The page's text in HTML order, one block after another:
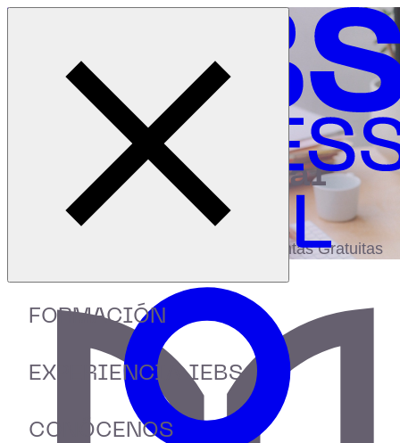
FORMACIÓN
EXPERIENCIA IEBS
CONÓCENOS
Inicio
Recursos
Big Data en la empresa
bibliotecadigital
Accede a más de 150 Recursos, Guías,
eBooks,Plantillas, Estudios y Herramientas Gratuitas